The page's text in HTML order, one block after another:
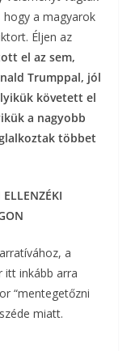
hogy a magyarok
Éljen az
el az sem,
Trumppal, jól
követett el
a nagyobb
többet
a
itt inkább arra
“mentegetőzni
miatt.